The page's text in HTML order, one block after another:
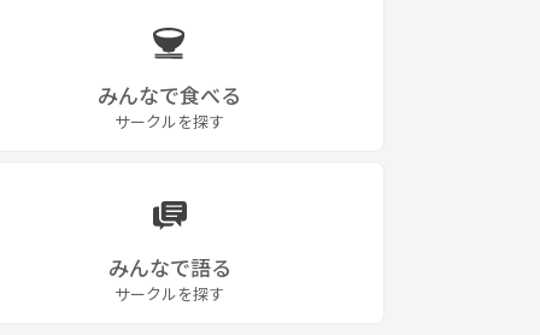
みんなで食べる
サークルを探す
みんなで語る
サークルを探す